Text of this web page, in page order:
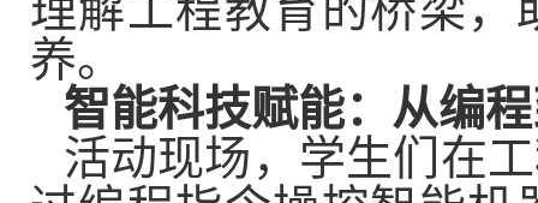
理解工程教育的桥梁，
养。
智能科技赋能：从编
活动现场，学生们在